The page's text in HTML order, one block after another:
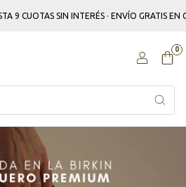
INTERÉS · ENVÍO GRATIS EN COMPRAS
0